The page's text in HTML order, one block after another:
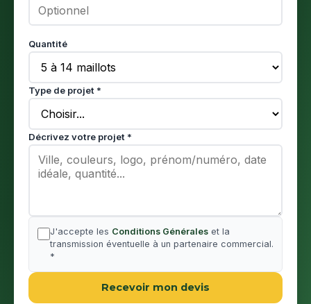
Quantité
Type de projet *
Décrivez votre projet *
J'accepte les Conditions Générales et la
transmission éventuelle à un partenaire commercial.
*
Recevoir mon devis